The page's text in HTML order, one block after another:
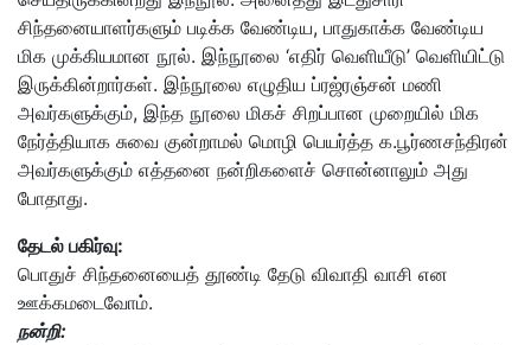
சிந்தனையாளர்களும் படிக்க வேண்டிய, பாதுகாக்க வேண்டிய
மிக முக்கியமான நூல். இந்நூலை ‘எதிர் வெளியீடு’ வெளியிட்டு
இருக்கின்றார்கள். இந்நூலை எழுதிய ப்ரஜ்ரஞ்சன் மணி
அவர்களுக்கும், இந்த நூலை மிகச் சிறப்பான முறையில் மிக
நேர்த்தியாக சுவை குன்றாமல் மொழி பெயர்த்த க.பூர்ணசந்திரன்
அவர்களுக்கும் எத்தனை நன்றிகளைச் சொன்னாலும் அது
போதாது.
தேடல் பகிர்வு:
பொதுச் சிந்தனையைத் தூண்டி தேடு விவாதி வாசி என
ஊக்கமடைவோம்.
நன்றி: